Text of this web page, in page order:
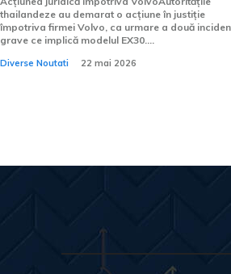
thailandeze au demarat o acțiune în justiție
împotriva firmei Volvo, ca urmare a două
grave ce implică modelul EX30....
Diverse Noutati 22 mai 2026